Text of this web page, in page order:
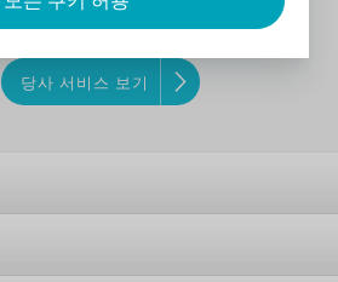
지원 및 서비스
당사 서비스 보기